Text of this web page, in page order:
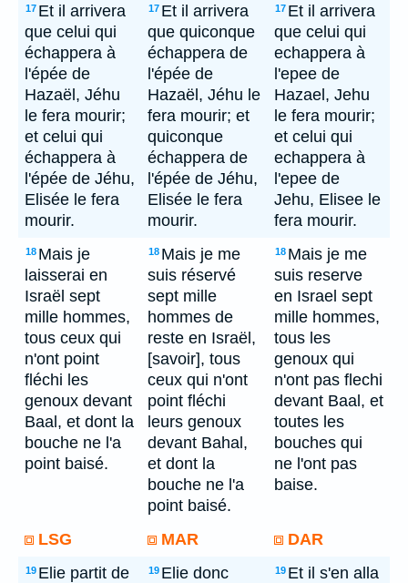
17 Et il arrivera
que celui qui
échappera à
l'épée de
Hazaël, Jéhu
le fera mourir;
et celui qui
échappera à
l'épée de Jéhu,
Elisée le fera
mourir.
17 Et il arrivera
que quiconque
échappera de
l'épée de
Hazaël, Jéhu le
fera mourir; et
quiconque
échappera de
l'épée de Jéhu,
Elisée le fera
mourir.
17 Et il arrivera
que celui qui
echappera à
l'epee de
Hazael, Jehu
le fera mourir;
et celui qui
echappera à
l'epee de
Jehu, Elisee le
fera mourir.
18 Mais je
laisserai en
Israël sept
mille hommes,
tous ceux qui
n'ont point
fléchi les
genoux devant
Baal, et dont la
bouche ne l'a
point baisé.
18 Mais je me
suis réservé
sept mille
hommes de
reste en Israël,
[savoir], tous
ceux qui n'ont
point fléchi
leurs genoux
devant Bahal,
et dont la
bouche ne l'a
point baisé.
18 Mais je me
suis reserve
en Israel sept
mille hommes,
tous les
genoux qui
n'ont pas flechi
devant Baal, et
toutes les
bouches qui
ne l'ont pas
baise.
LSG MAR DAR
19 Elie partit de
19 Elie donc
19 Et il s'en alla